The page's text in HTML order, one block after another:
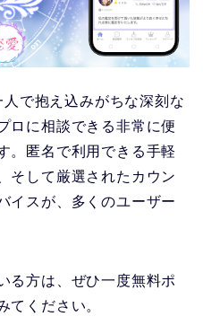
で抱え込みがちな深刻な
ロに相談できる非常に便
。匿名で利用できる手軽
そして厳選されたカウン
イスが、多くのユーザー
る方は、ぜひ一度無料ポ
てください。